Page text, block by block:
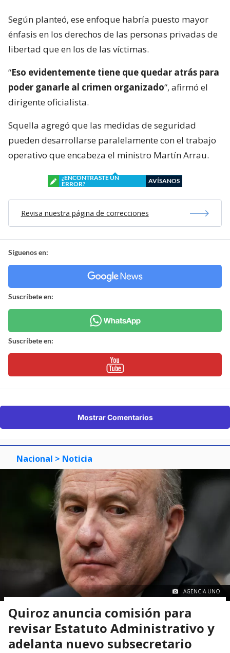
Según planteó, ese enfoque habría puesto mayor
énfasis en los derechos de las personas privadas de
libertad que en los de las víctimas.
“Eso evidentemente tiene que quedar atrás para
poder ganarle al crimen organizado“, afirmó el
dirigente oficialista.
Squella agregó que las medidas de seguridad
pueden desarrollarse paralelamente con el trabajo
operativo que encabeza el ministro Martín Arrau.
¿ENCONTRASTE UN
ERROR?
AVÍSANOS
Revisa nuestra página de correcciones
Síguenos en:
Suscríbete en:
Suscríbete en:
Mostrar Comentarios
Nacional > Noticia
AGENCIA UNO.
Quiroz anuncia comisión para
revisar Estatuto Administrativo y
adelanta nuevo subsecretario